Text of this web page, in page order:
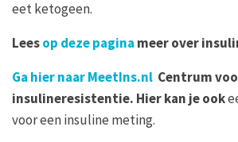
eet ketogeen.
Leesop deze pagina meer over
Ga hier naar MeetIns.nl Centrum
insulineresistentie. Hier kan je ook
voor een insuline meting.